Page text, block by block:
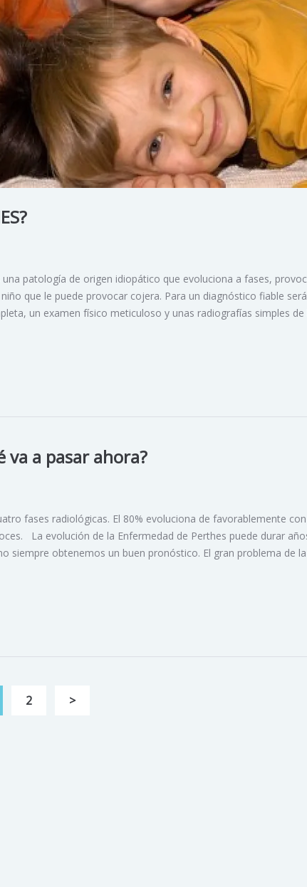
patología de origen idiopático que evoluciona a fases,
que le puede provocar cojera. Para un diagnóstico fiable será
un examen físico meticuloso y unas radiografías simples de
va a pasar ahora?
fases radiológicas. El 80% evoluciona de favorablemente
La evolución de la Enfermedad de Perthes puede durar
siempre obtenemos un buen pronóstico. El gran problema de la
2 >